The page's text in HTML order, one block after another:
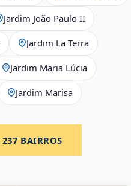
Jardim João Paulo II
Jardim La Terra
Jardim Maria Lúcia
Jardim Marisa
237 BAIRROS